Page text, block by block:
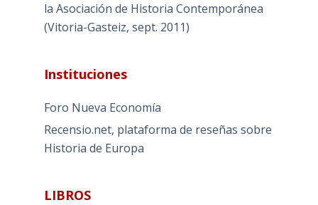
la Asociación de Historia Contemporánea
(Vitoria-Gasteiz, sept. 2011)
Instituciones
Foro Nueva Economía
Recensio.net, plataforma de reseñas sobre
Historia de Europa
LIBROS